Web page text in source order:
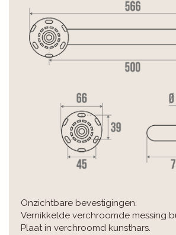
Onzichtbare bevestigingen.
Vernikkelde verchroomde messing
Plaat in verchroomd kunsthars.